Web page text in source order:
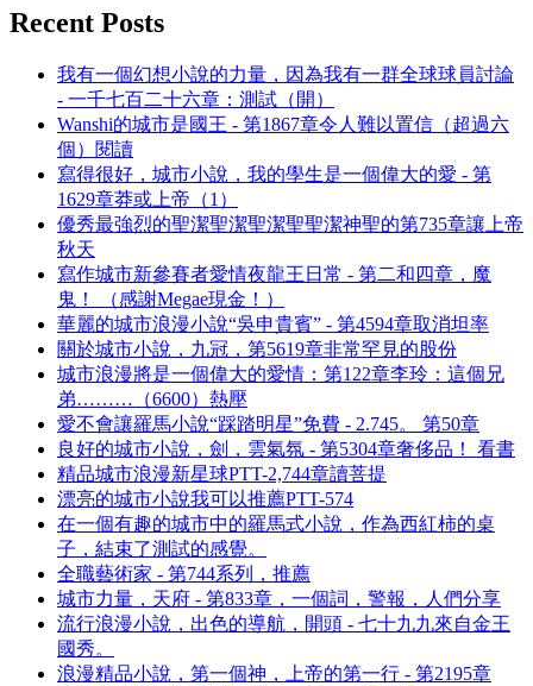
Recent Posts
我有一個幻想小說的力量，因為我有一群全球球員討論
- 一千七百二十六章：測試（開）
Wanshi的城市是國王 - 第1867章令人難以置信（超過六
個）閱讀
寫得很好，城市小說，我的學生是一個偉大的愛 - 第
1629章莽或上帝（1）
優秀最強烈的聖潔聖潔聖潔聖聖潔神聖的第735章讓上帝
秋天
寫作城市新參賽者愛情夜龍王日常 - 第二和四章，魔
鬼！ （感謝Megae現金！）
華麗的城市浪漫小說“吳申貴賓” - 第4594章取消坦率
關於城市小說，九冠，第5619章非常罕見的股份
城市浪漫將是一個偉大的愛情：第122章李玲：這個兄
弟………（6600）熱壓
愛不會讓羅馬小說“踩踏明星”免費 - 2.745。 第50章
良好的城市小說，劍，雲氣氛 - 第5304章奢侈品！ 看書
精品城市浪漫新星球PTT-2,744章讀菩提
漂亮的城市小說我可以推薦PTT-574
在一個有趣的城市中的羅馬式小說，作為西紅柿的桌
子，結束了測試的感覺。
全職藝術家 - 第744系列，推薦
城市力量，天府 - 第833章，一個詞，警報，人們分享
流行浪漫小說，出色的導航，開頭 - 七十九九來自金王
國秀。
浪漫精品小說，第一個神，上帝的第一行 - 第2195章